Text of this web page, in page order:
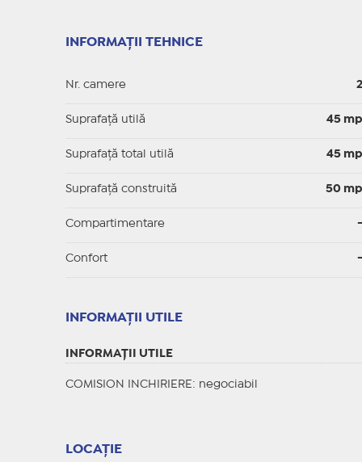
INFORMAȚII TEHNICE
Nr. camere 2
Suprafaţă utilă 45 mp
Suprafaţă total utilă 45 mp
Suprafaţă construită 50 mp
Compartimentare -
Confort -
INFORMAŢII UTILE
INFORMAŢII UTILE
COMISION INCHIRIERE: negociabil
LOCAȚIE